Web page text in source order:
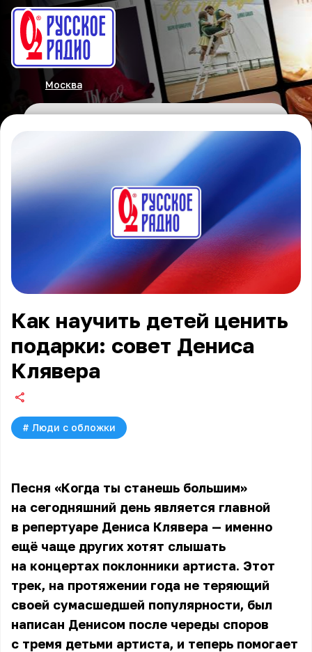
Москва
Как научить детей ценить
подарки: совет Дениса
Клявера
# Люди с обложки
Песня «Когда ты станешь большим»
на сегодняшний день является главной
в репертуаре Дениса Клявера — именно
ещё чаще других хотят слышать
на концертах поклонники артиста. Этот
трек, на протяжении года не теряющий
своей сумасшедшей популярности, был
написан Денисом после череды споров
с тремя детьми артиста, и теперь помогает